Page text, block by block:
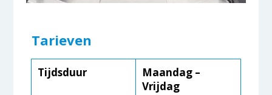
Tarieven
Tijdsduur
Maandag –
Vrijdag